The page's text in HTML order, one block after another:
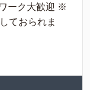
ーク大歓迎 ※
ておられま